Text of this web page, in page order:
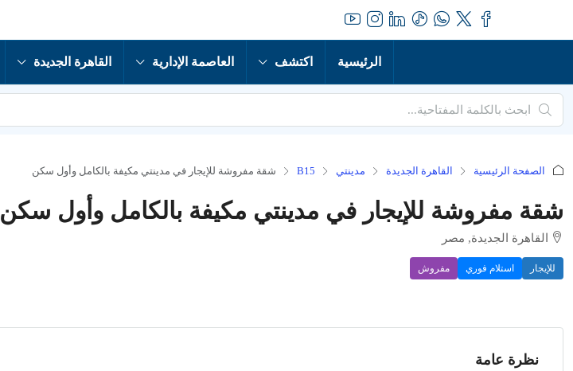
الرئيسية اكتشف العاصمة الإدارية القاهرة الجديدة
الصفحة الرئيسية القاهرة الجديدة مدينتي B15 شقة مفروشة للإيجار في مدينتي مكيفة بالكامل وأول سكن
شقة مفروشة للإيجار في مدينتي مكيفة بالكامل وأول سكن
القاهرة الجديدة, مصر
للإيجار استلام فوري مفروش
نظرة عامة